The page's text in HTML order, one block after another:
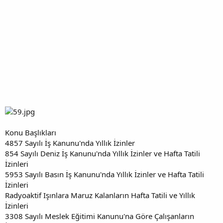
Konu Başlıkları
4857 Sayılı İş Kanunu'nda Yıllık İzinler
854 Sayılı Deniz İş Kanunu'nda Yıllık İzinler ve Hafta Tatili
İzinleri
5953 Sayılı Basın İş Kanunu'nda Yıllık İzinler ve Hafta Tatili
İzinleri
Radyoaktif Işınlara Maruz Kalanların Hafta Tatili ve Yıllık
İzinleri
3308 Sayılı Meslek Eğitimi Kanunu'na Göre Çalışanların